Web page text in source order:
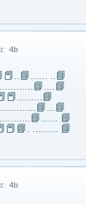
4b
..📘
📘
……… 📘
4b